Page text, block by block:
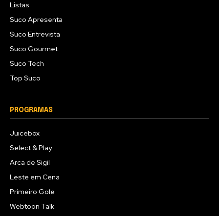
Listas
Suco Apresenta
Suco Entrevista
Suco Gourmet
Suco Tech
Top Suco
PROGRAMAS
Juicebox
Select & Play
Arca de Sigil
Leste em Cena
Primeiro Gole
Webtoon Talk